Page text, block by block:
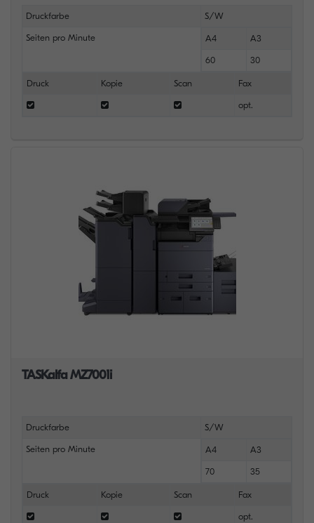
Druckfarbe S/W
Seiten pro Minute A4 A3
60 30
Druck Kopie Scan Fax
opt.
TASKalfa MZ7001i
Druckfarbe S/W
Seiten pro Minute A4 A3
70 35
Druck Kopie Scan Fax
opt.